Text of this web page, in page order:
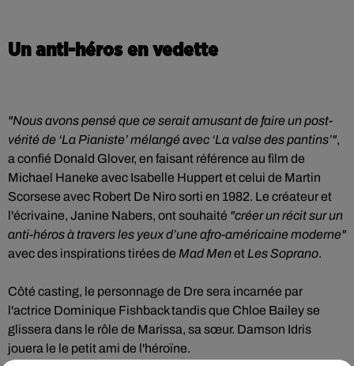
Un anti-héros en vedette
"Nous avons pensé que ce serait amusant de faire un post-
vérité de ‘La Pianiste’ mélangé avec ‘La valse des pantins’",
a confié Donald Glover, en faisant référence au film de
Michael Haneke avec Isabelle Huppert et celui de Martin
Scorsese avec Robert De Niro sorti en 1982. Le créateur et
l'écrivaine, Janine Nabers, ont souhaité "créer un récit sur un
anti-héros à travers les yeux d’une afro-américaine moderne"
avec des inspirations tirées de Mad Menet Les Soprano.
Côté casting, le personnage de Dre sera incarnée par
l'actrice Dominique Fishback tandis que Chloe Bailey se
glissera dans le rôle de Marissa, sa sœur. Damson Idris
jouera le le petit ami de l'héroïne.